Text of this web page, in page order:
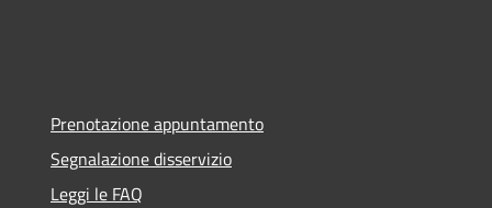
Prenotazione appuntamento
Segnalazione disservizio
Leggi le FAQ